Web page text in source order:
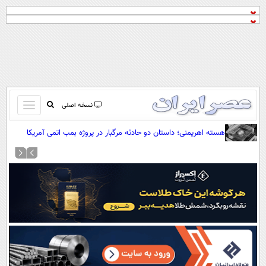
نسخه اصلی
باز
و
بسته
کردن
صفحه اول
آرشیو
نظرسنجی
آب و هوا
اوقات شرعی
سواد زندگی
هسته اهریمنی؛ داستان دو حادثه مرگبار در پروژه بمب اتمی آمریکا